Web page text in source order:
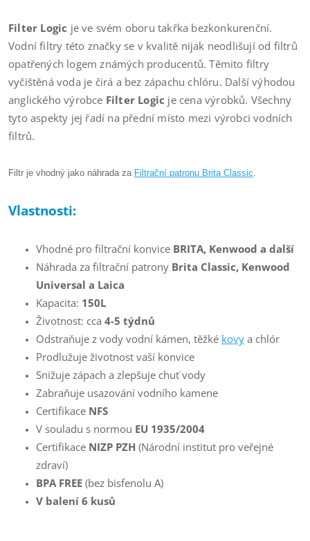
Filter Logic je ve svém oboru takřka bezkonkurenční.
Vodní filtry této značky se v kvalitě nijak neodlišují od filtrů
opatřených logem známých producentů. Těmito filtry
vyčištěná voda je čirá a bez zápachu chlóru. Další výhodou
anglického výrobce Filter Logic je cena výrobků. Všechny
tyto aspekty jej řadí na přední místo mezi výrobci vodních
filtrů.
Filtr je vhodný jako náhrada za Filtrační patronu Brita Classic.
Vlastnosti:
Vhodné pro filtrační konvice BRITA, Kenwood a další
Náhrada za filtrační patrony Brita Classic, Kenwood
Universal a Laica
Kapacita: 150L
Životnost: cca 4-5 týdnů
Odstraňuje z vody vodní kámen, těžké kovy a chlór
Prodlužuje životnost vaší konvice
Snižuje zápach a zlepšuje chuť vody
Zabraňuje usazování vodního kamene
Certifikace NFS
V souladu s normou EU 1935/2004
Certifikace NIZP PZH (Národní institut pro veřejné
zdraví)
BPA FREE (bez bisfenolu A)
V balení 6 kusů